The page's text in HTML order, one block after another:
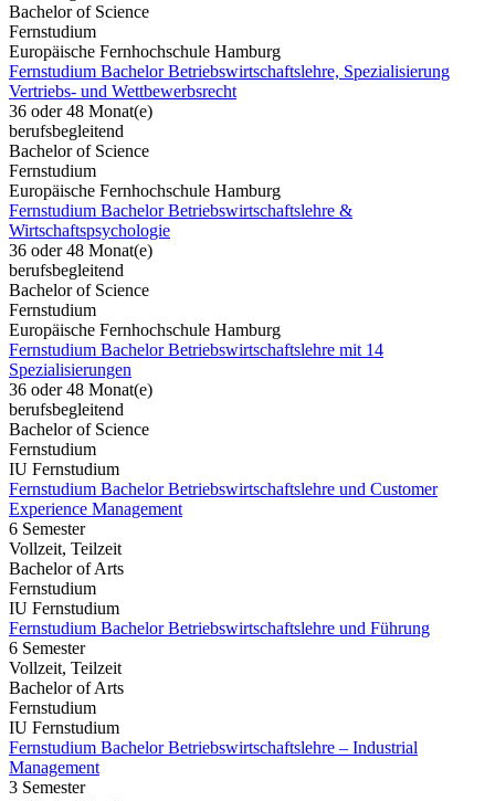
Bachelor of Science
Fernstudium
Europäische Fernhochschule Hamburg
Fernstudium Bachelor Betriebswirtschaftslehre, Spezialisierung
Vertriebs- und Wettbewerbsrecht
36 oder 48 Monat(e)
berufsbegleitend
Bachelor of Science
Fernstudium
Europäische Fernhochschule Hamburg
Fernstudium Bachelor Betriebswirtschaftslehre &
Wirtschaftspsychologie
36 oder 48 Monat(e)
berufsbegleitend
Bachelor of Science
Fernstudium
Europäische Fernhochschule Hamburg
Fernstudium Bachelor Betriebswirtschaftslehre mit 14
Spezialisierungen
36 oder 48 Monat(e)
berufsbegleitend
Bachelor of Science
Fernstudium
IU Fernstudium
Fernstudium Bachelor Betriebswirtschaftslehre und Customer
Experience Management
6 Semester
Vollzeit, Teilzeit
Bachelor of Arts
Fernstudium
IU Fernstudium
Fernstudium Bachelor Betriebswirtschaftslehre und Führung
6 Semester
Vollzeit, Teilzeit
Bachelor of Arts
Fernstudium
IU Fernstudium
Fernstudium Bachelor Betriebswirtschaftslehre – Industrial
Management
3 Semester